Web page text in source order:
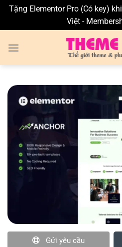
Tặng Elementor Pro (Có key)
Việt -
Gửi yêu cầu